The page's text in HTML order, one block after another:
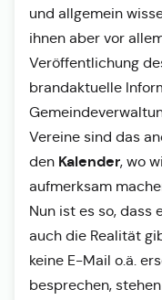
und allgemein
ihnen aber vor
Veröffentlichung
brandaktuelle
Vereine sind das
den Kalender, wo
aufmerksam
Nun ist es so, dass
auch die Realität
keine E-Mail o.ä.
besprechen,